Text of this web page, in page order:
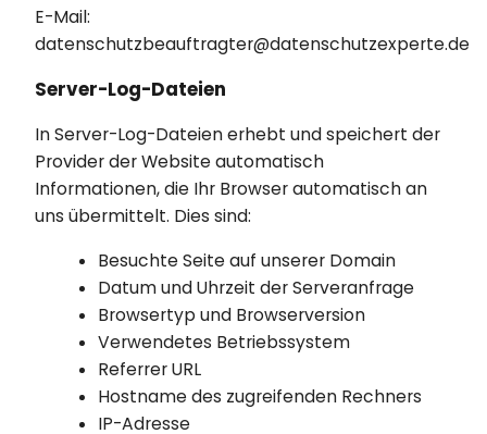
E-Mail:
datenschutzbeauftragter@datenschutzexperte.de
Server-Log-Dateien
In Server-Log-Dateien erhebt und speichert der
Provider der Website automatisch
Informationen, die Ihr Browser automatisch an
uns übermittelt. Dies sind:
Besuchte Seite auf unserer Domain
Datum und Uhrzeit der Serveranfrage
Browsertyp und Browserversion
Verwendetes Betriebssystem
Referrer URL
Hostname des zugreifenden Rechners
IP-Adresse